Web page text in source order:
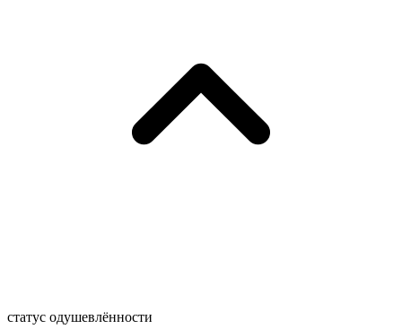
статус одушевлённости